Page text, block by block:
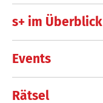
s+ im Überblick
Events
Rätsel